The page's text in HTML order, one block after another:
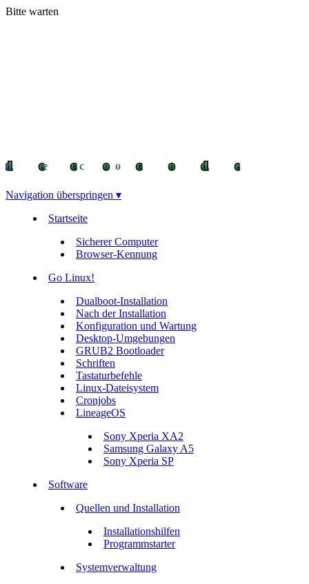
Bitte warten
decocode
decocode
deco
Navigation überspringen ▾
Startseite
Sicherer Computer
Browser-Kennung
Go Linux!
Dualboot-Installation
Nach der Installation
Konfiguration und Wartung
Desktop-Umgebungen
GRUB2 Bootloader
Schriften
Tastaturbefehle
Linux-Dateisystem
Cronjobs
LineageOS
Sony Xperia XA2
Samsung Galaxy A5
Sony Xperia SP
Software
Quellen und Installation
Installationshilfen
Programmstarter
Systemverwaltung